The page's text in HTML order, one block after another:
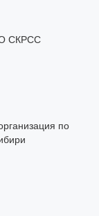
СКРСС
по